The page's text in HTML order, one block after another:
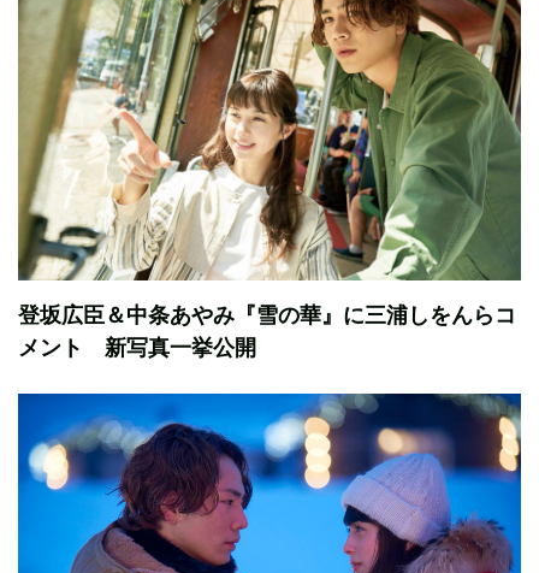
登坂広臣＆中条あやみ『雪の華』に三浦しをんらコ
メント 新写真一挙公開